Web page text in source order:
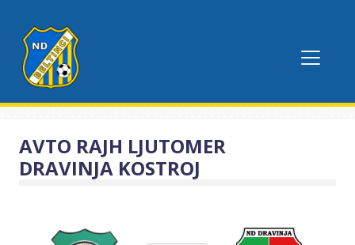
AVTO RAJH LJUTOMER
DRAVINJA KOSTROJ